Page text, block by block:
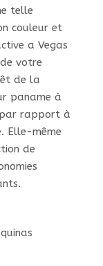
telle
couleur et
a Vegas
votre
de la
paname à
rapport à
Elle-même
de